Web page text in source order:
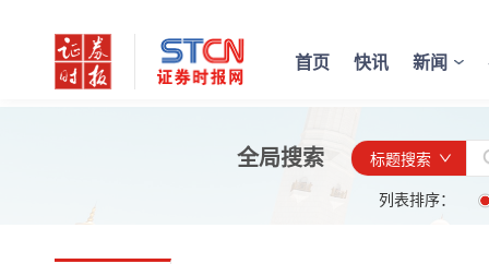
首页 快讯 新闻
全局搜索
标题搜索
列表排序：